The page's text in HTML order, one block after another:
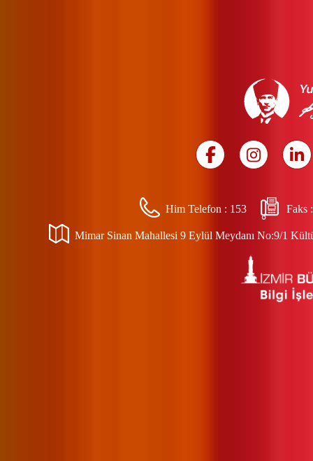
Him Telefon : 153 Faks
Mimar Sinan Mahallesi 9 Eylül Meydanı No:9/1